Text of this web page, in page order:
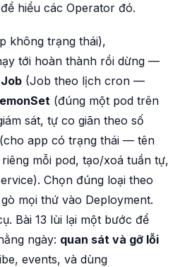
hiểu các Operator đó.
không trạng thái),
tới hoàn thành rồi dừng —
(Job theo lịch cron —
(đúng một pod trên
sát, tự co giãn theo số
(cho app có trạng thái — tên
mỗi pod, tạo/xoá tuần tự,
Chọn đúng loại theo
mọi thứ vào Deployment.
Bài 13 lùi lại một bước để
ngày: quan sát và gỡ lỗi
events, và dùng